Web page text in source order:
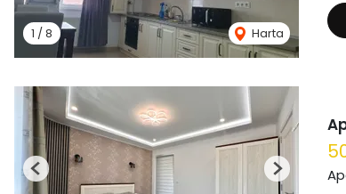
1 /8 Harta
Previous Next